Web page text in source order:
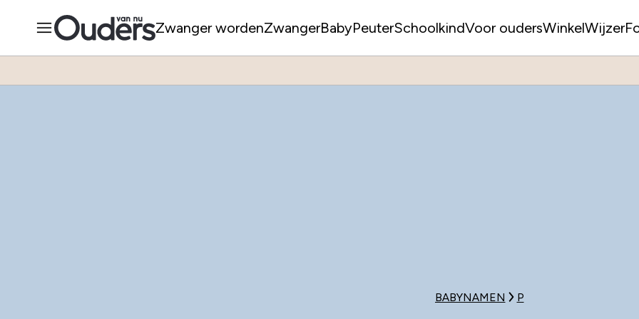
Zwanger wordenZwangerBabyPeuterSchoolkindVoor oudersWinkelWijzer
BABYNAMEN P